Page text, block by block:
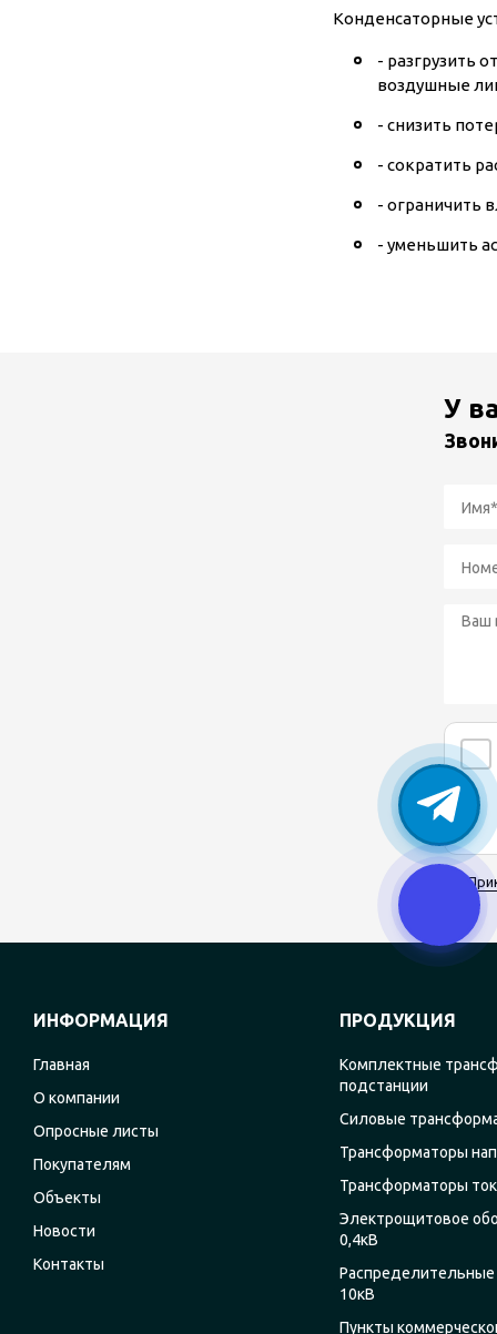
Конденсаторные
- разгрузить
воздушные
- снизить
- сократить
- ограничить
- уменьшить
У
ИНФОРМАЦИЯ
Главная
О компании
Опросные листы
Покупателям
Объекты
Новости
Контакты
ПРОДУКЦИЯ
Комплектные
подстанции
Силовые
Трансформаторы
Трансформаторы
Электрощитовое
0,4кВ
Распределительные
10кВ
Пункты